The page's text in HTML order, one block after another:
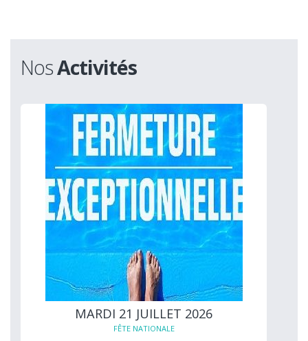
NosActivités
MARDI 21 JUILLET 2026
FÊTE NATIONALE